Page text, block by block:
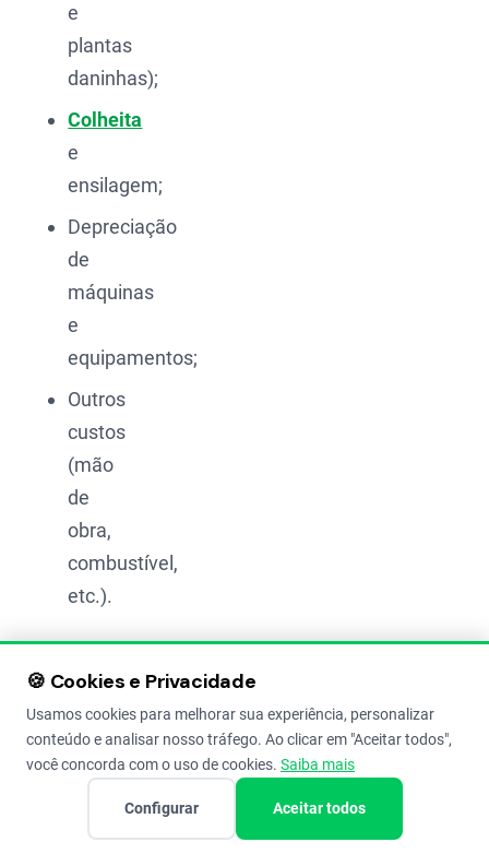
e
plantas
daninhas);
Colheita
e
ensilagem;
Depreciação
de
máquinas
e
equipamentos;
Outros
custos
(mão
de
obra,
combustível,
etc.).
ter todos
esses
custos
anotados
🍪 Cookies e Privacidade
Usamos cookies para melhorar sua experiência, personalizar
conteúdo e analisar nosso tráfego. Ao clicar em "Aceitar todos",
você concorda com o uso de cookies. Saiba mais
Configurar Aceitar todos